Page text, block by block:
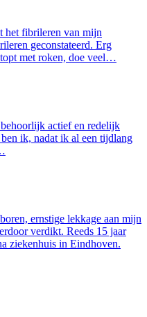
het fibrileren van mijn
geconstateerd. Erg
met roken, doe veel…
actief en redelijk
ik, nadat ik al een tijdlang
ernstige lekkage aan mijn
verdikt. Reeds 15 jaar
ziekenhuis in Eindhoven.